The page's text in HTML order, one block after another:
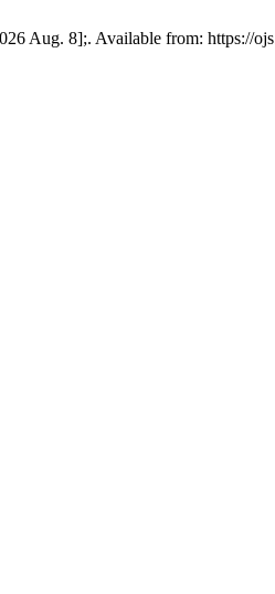
Aug. 8];. Available from: https://